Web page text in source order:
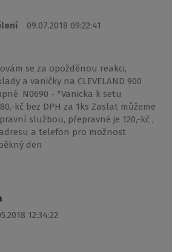
09.07.2018 09:22:41
se za opožděnou reakci,
a vaničky na CLEVELAND 900
N0690 - *Vanicka k setu
kč bez DPH za 1ks Zaslat můžeme
službou, přepravné je 120,-kč ,
a telefon pro možnost
den
12:34:22